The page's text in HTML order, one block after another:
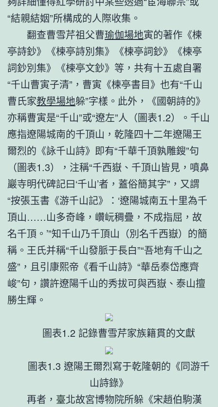
“結親結姻”所構成的人際收集。
翻查曹雪芹祖父曹瑜伽場地寅的著作《楝
亭詩鈔》《楝亭詩別集》《楝亭詞鈔》《楝亭
詞鈔別集》《楝亭文鈔》等，共有十五處自署
“千山曹寅子清”，曹寅《楝亭書目》也有“千山
曹氏家教學場地躲”字樣。此外，《國朝詩的》
亦稱曹寅是“千山”或“遼左”人（圖表1.2）。千山
應指遼陽城南的千頂山，乾隆四十二年遼陽王
爾烈的《詠千山詩》即有“千華千頂孰雕鎪”句
（圖表1.3），注稱“千西嶽、千頂山皆見，噴鼻
巖寺明代碑記曰‘千山’者，蓋俗簡其字”，又謂
“按張玉書《游千山記》：‘遼陽城南五十里為千
頂山……山多奇峰，巑岏稠疊，不成指屈，故
名千頂。’”知千山乃千頂山（別名千西嶽）的簡
稱。王氏并稱“千山發脈于長白”“吾地有千山之
盛”，且引康熙帝《看千山詩》“華岳泰岱應齊
峻”句，讚許遼陽千山的秀拔可與西嶽、泰山擅
勝生輝。
圖表1.2 記錄曹雪芹家族籍貫的文獻
圖表1.3 遼陽王爾烈寫于乾隆朝的《同游千
山詩錄》
再者，臺北故宮博物院所躲《宋趙伯駒漢